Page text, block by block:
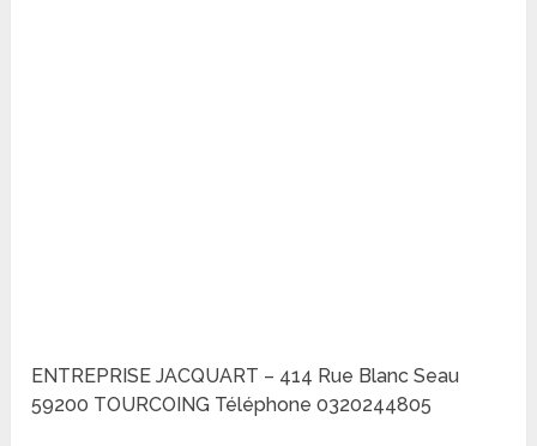
ENTREPRISE JACQUART – 414 Rue Blanc Seau
59200 TOURCOING Téléphone 0320244805